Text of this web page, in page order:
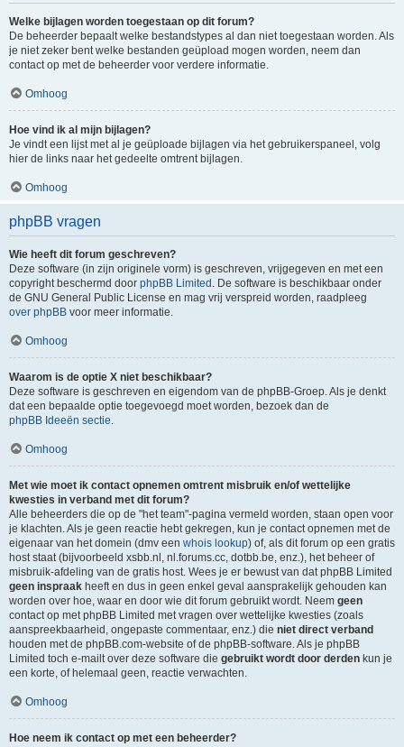
Welke bijlagen worden toegestaan op dit forum?
De beheerder bepaalt welke bestandstypes al dan niet toegestaan worden. Als
je niet zeker bent welke bestanden geüpload mogen worden, neem dan
contact op met de beheerder voor verdere informatie.
Omhoog
Hoe vind ik al mijn bijlagen?
Je vindt een lijst met al je geüploade bijlagen via het gebruikerspaneel, volg
hier de links naar het gedeelte omtrent bijlagen.
Omhoog
phpBB vragen
Wie heeft dit forum geschreven?
Deze software (in zijn originele vorm) is geschreven, vrijgegeven en met een
copyright beschermd door phpBB Limited . De software is beschikbaar onder
de GNU General Public License en mag vrij verspreid worden, raadpleeg
over phpBB voor meer informatie.
Omhoog
Waarom is de optie X niet beschikbaar?
Deze software is geschreven en eigendom van de phpBB-Groep. Als je denkt
dat een bepaalde optie toegevoegd moet worden, bezoek dan de
phpBB Ideeën sectie.
Omhoog
Met wie moet ik contact opnemen omtrent misbruik en/of wettelijke
kwesties in verband met dit forum?
Alle beheerders die op de "het team"-pagina vermeld worden, staan open voor
je klachten. Als je geen reactie hebt gekregen, kun je contact opnemen met de
eigenaar van het domein (dmv een whois lookup) of, als dit forum op een gratis
host staat (bijvoorbeeld xsbb.nl, nl.forums.cc, dotbb.be, enz.), het beheer of
misbruik-afdeling van de gratis host. Wees je er bewust van dat phpBB Limited
geen inspraak heeft en dus in geen enkel geval aansprakelijk gehouden kan
worden over hoe, waar en door wie dit forum gebruikt wordt. Neem geen
contact op met phpBB Limited met vragen over wettelijke kwesties (zoals
aanspreekbaarheid, ongepaste commentaar, enz.) die niet direct verband
houden met de phpBB.com-website of de phpBB-software. Als je phpBB
Limited toch e-mailt over deze software die gebruikt wordt door derden kun je
een korte, of helemaal geen, reactie verwachten.
Omhoog
Hoe neem ik contact op met een beheerder?